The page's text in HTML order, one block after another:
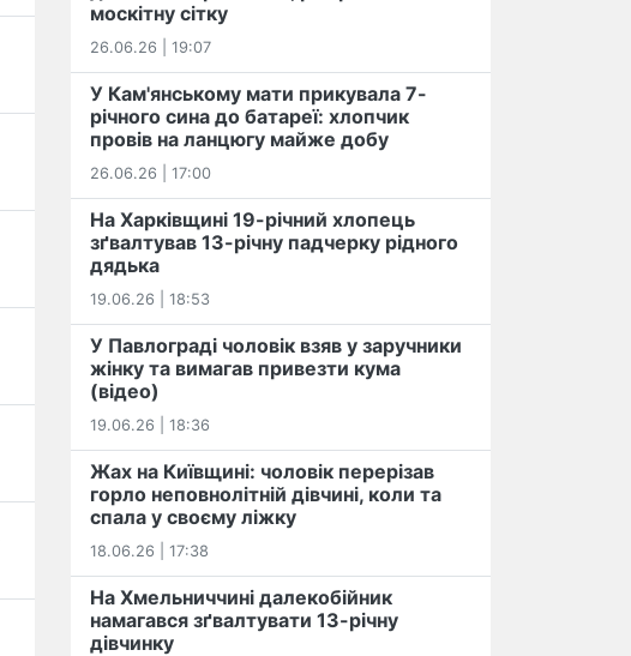
москітну сітку
26.06.26 | 19:07
У Кам'янському мати прикувала 7-
річного сина до батареї: хлопчик
провів на ланцюгу майже добу
26.06.26 | 17:00
На Харківщині 19-річний хлопець​
️зґвалтував 13-річну падчерку рідного
дядька
19.06.26 | 18:53
У Павлограді чоловік взяв у заручники
жінку та вимагав привезти кума
(відео)
19.06.26 | 18:36
Жах на Київщині: чоловік перерізав
горло неповнолітній дівчині, коли та
спала у своєму ліжку
18.06.26 | 17:38
На Хмельниччині далекобійник
намагався зґвалтувати 13-річну
дівчинку